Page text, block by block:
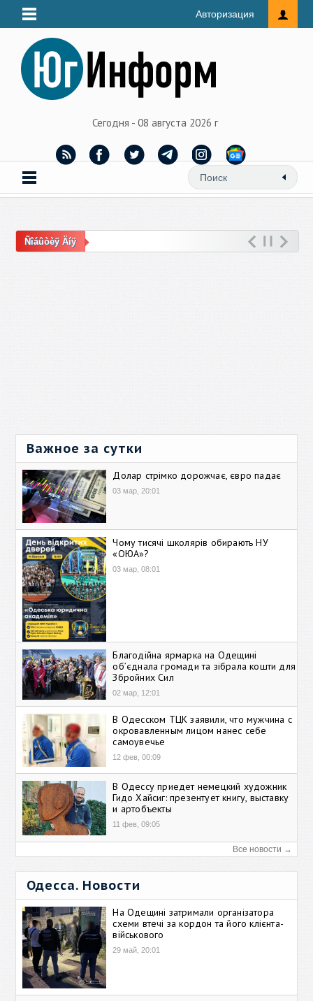
Авторизация
Сегодня - 08 августа 2026 г
Ñîáûòèÿ Äíÿ
Важное за сутки
Долар стрімко дорожчає, євро падає
03 мар, 20:01
Чому тисячі школярів обирають НУ
«ОЮА»?
03 мар, 08:01
Благодійна ярмарка на Одещині
об’єднала громади та зібрала кошти для
Збройних Сил
02 мар, 12:01
В Одесском ТЦК заявили, что мужчина с
окровавленным лицом нанес себе
самоувечье
12 фев, 00:09
В Одессу приедет немецкий художник
Гидо Хайсиг: презентует книгу, выставку
и артобъекты
11 фев, 09:05
Все новости →
Одесса. Новости
На Одещині затримали організатора
схеми втечі за кордон та його клієнта-
військового
29 май, 20:01